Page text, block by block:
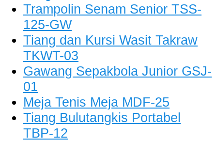
Trampolin Senam Senior TSS-
125-GW
Tiang dan Kursi Wasit Takraw
TKWT-03
Gawang Sepakbola Junior GSJ-
01
Meja Tenis Meja MDF-25
Tiang Bulutangkis Portabel
TBP-12